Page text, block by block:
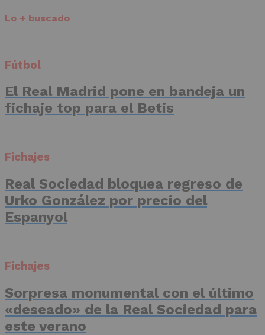
Lo + buscado
Fútbol
El Real Madrid pone en bandeja un
fichaje top para el Betis
Fichajes
Real Sociedad bloquea regreso de
Urko González por precio del
Espanyol
Fichajes
Sorpresa monumental con el último
«deseado» de la Real Sociedad para
este verano